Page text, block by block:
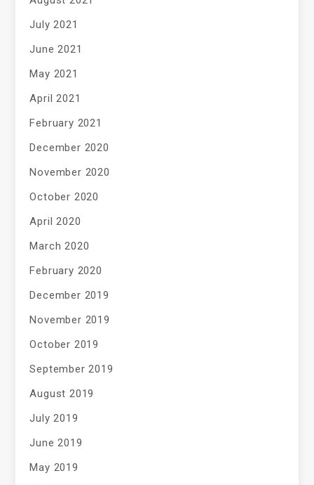
July 2021
June 2021
May 2021
April 2021
February 2021
December 2020
November 2020
October 2020
April 2020
March 2020
February 2020
December 2019
November 2019
October 2019
September 2019
August 2019
July 2019
June 2019
May 2019